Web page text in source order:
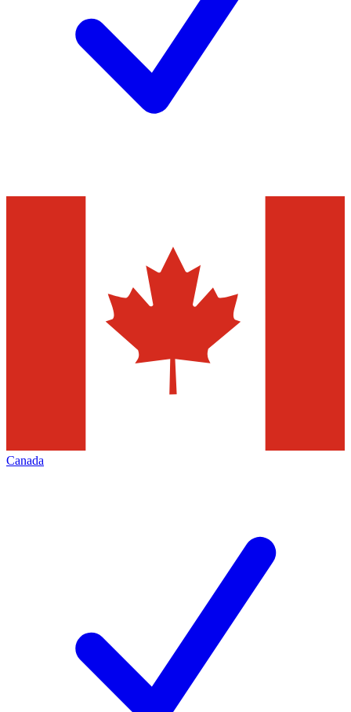
Canada